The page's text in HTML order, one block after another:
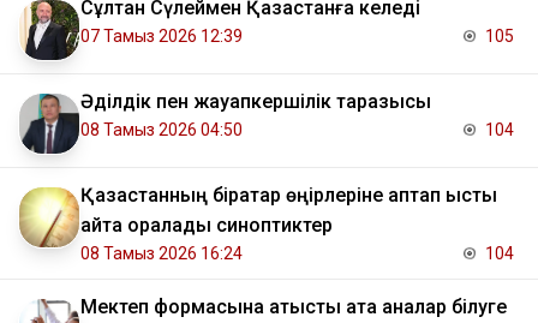
Сұлтан Сүлеймен Қазақстанға келеді
07 Тамыз 2026 12:39 105
Әділдік пен жауапкершілік таразысы
08 Тамыз 2026 04:50 104
Қазақстанның бірқатар өңірлеріне аптап ыстық
қайта оралады синоптиктер
08 Тамыз 2026 16:24 104
Мектеп формасына қатысты ата аналар білуге